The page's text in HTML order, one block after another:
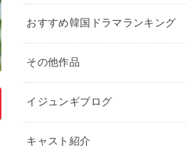
おすすめ韓国ドラマランキング
その他作品
イジュンギブログ
キャスト紹介